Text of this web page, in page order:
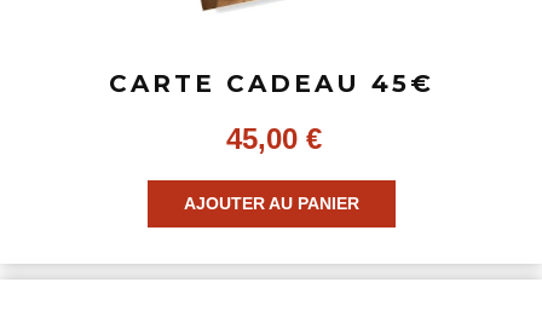
CARTE CADEAU 45€
45,00 €
AJOUTER AU PANIER